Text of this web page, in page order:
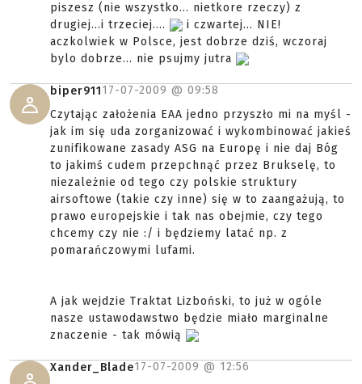
piszesz (nie wszystko... nietkore rzeczy) z
drugiej...i trzeciej....
i czwartej... NIE!
aczkolwiek w Polsce, jest dobrze dziś, wczoraj
bylo dobrze... nie psujmy jutra
biper91117-07-2009 @ 09:58
Czytając założenia EAA jedno przyszło mi na myśl -
jak im się uda zorganizować i wykombinować jakieś
zunifikowane zasady ASG na Europę i nie daj Bóg
to jakimś cudem przepchnąć przez Brukselę, to
niezależnie od tego czy polskie struktury
airsoftowe (takie czy inne) się w to zaangażują, to
prawo europejskie i tak nas obejmie, czy tego
chcemy czy nie :/ i będziemy latać np. z
pomarańczowymi lufami.
A jak wejdzie Traktat Lizboński, to już w ogóle
nasze ustawodawstwo będzie miało marginalne
znaczenie - tak mówią
Xander_Blade17-07-2009 @ 12:56